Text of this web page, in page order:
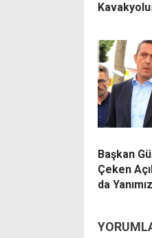
Başkan
Çeken
da